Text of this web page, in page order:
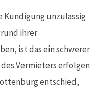
ihrer
ist das ein schwerer
Vermieters erfolgen
entschied,